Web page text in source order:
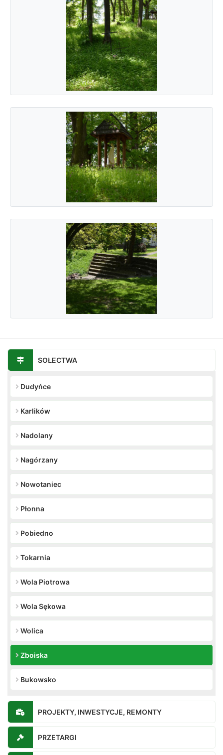
SOŁECTWA
Dudyńce
Karlików
Nadolany
Nagórzany
Nowotaniec
Płonna
Pobiedno
Tokarnia
Wola Piotrowa
Wola Sękowa
Wolica
Zboiska
Bukowsko
PROJEKTY, INWESTYCJE, REMONTY
PRZETARGI